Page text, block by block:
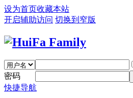
设为首页收藏本站
开启辅助访问 切换到窄版
密码
快捷导航